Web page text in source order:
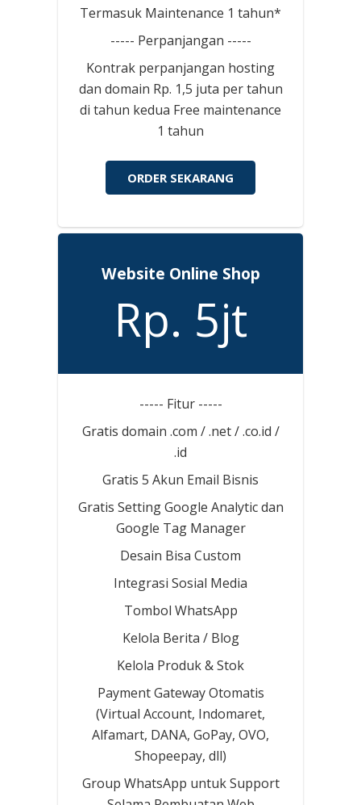
Termasuk Maintenance 1 tahun*
----- Perpanjangan -----
Kontrak perpanjangan hosting
dan domain Rp. 1,5 juta per tahun
di tahun kedua Free maintenance
1 tahun
ORDER SEKARANG
Website Online Shop
Rp. 5jt
----- Fitur -----
Gratis domain .com / .net / .co.id /
.id
Gratis 5 Akun Email Bisnis
Gratis Setting Google Analytic dan
Google Tag Manager
Desain Bisa Custom
Integrasi Sosial Media
Tombol WhatsApp
Kelola Berita / Blog
Kelola Produk & Stok
Payment Gateway Otomatis
(Virtual Account, Indomaret,
Alfamart, DANA, GoPay, OVO,
Shopeepay, dll)
Group WhatsApp untuk Support